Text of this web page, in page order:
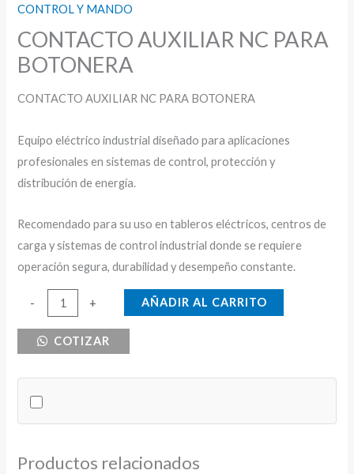
CONTROL Y MANDO
CONTACTO AUXILIAR NC PARA
BOTONERA
CONTACTO AUXILIAR NC PARA BOTONERA
Equipo eléctrico industrial diseñado para aplicaciones
profesionales en sistemas de control, protección y
distribución de energía.
Recomendado para su uso en tableros eléctricos, centros de
carga y sistemas de control industrial donde se requiere
operación segura, durabilidad y desempeño constante.
-
CONTACTO
AUXILIAR
cantidad
+ AÑADIR AL CARRITO
COTIZAR
Productos relacionados